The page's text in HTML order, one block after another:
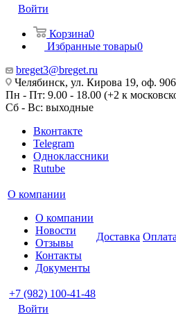
Войти
Корзина0
Избранные товары0
breget3@breget.ru
Челябинск, ул. Кирова 19, оф. 906
Пн - Пт: 9.00 - 18.00 (+2 к
Сб - Вс: выходные
Вконтакте
Telegram
Одноклассники
Rutube
О компании
О компании
Новости
Отзывы
Контакты
Документы
Доставка Оплата
+7 (982) 100-41-48
Войти